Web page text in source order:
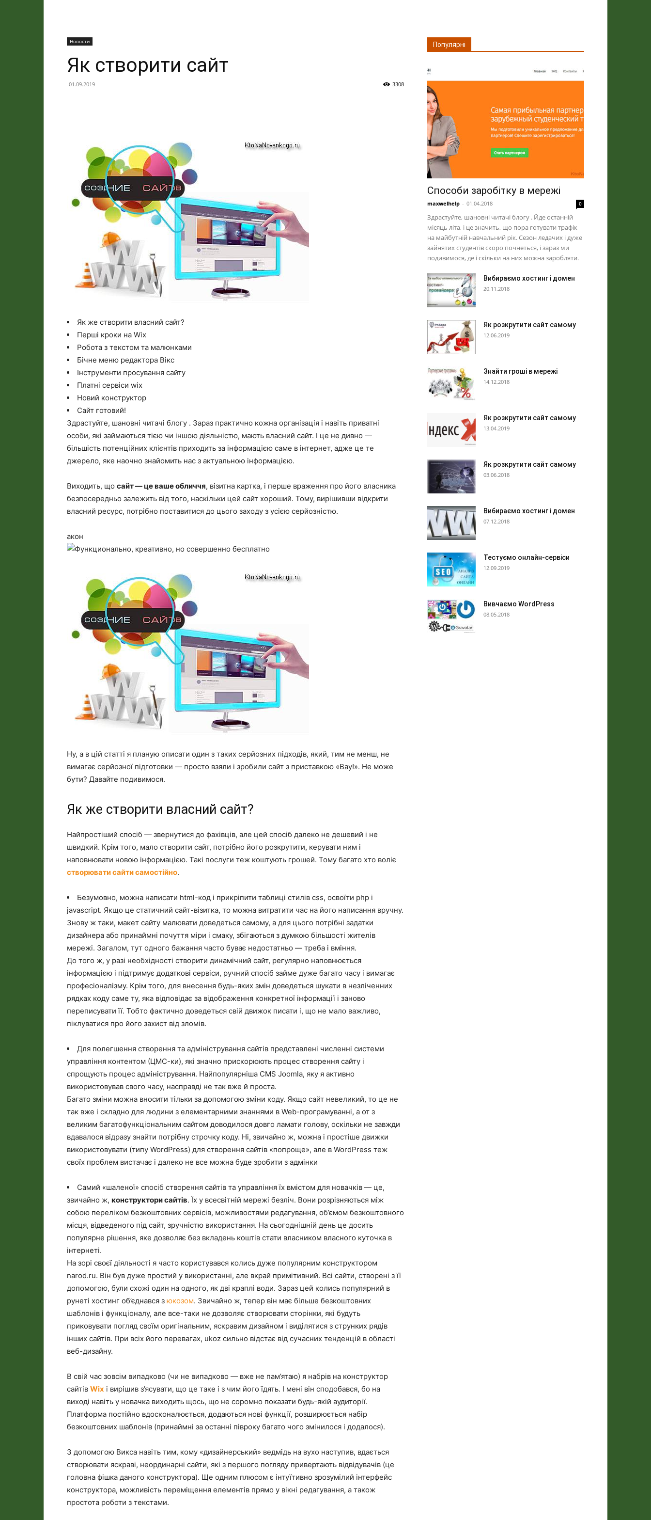
Новости
Як створити сайт
01.09.2019 3308
Як же створити власний сайт?
Перші кроки на Wix
Робота з текстом та малюнками
Бічне меню редактора Вікс
Інструменти просування сайту
Платні сервіси wix
Новий конструктор
Сайт готовий!
Здрастуйте, шановні читачі блогу . Зараз практично кожна організація і навіть приватні
особи, які займаються тією чи іншою діяльністю, мають власний сайт. І це не дивно —
більшість потенційних клієнтів приходить за інформацією саме в інтернет, адже це те
джерело, яке наочно знайомить нас з актуальною інформацією.
Виходить, що сайт — це ваше обличчя, візитна картка, і перше враження про його власника
безпосередньо залежить від того, наскільки цей сайт хороший. Тому, вирішивши відкрити
власний ресурс, потрібно поставитися до цього заходу з усією серйозністю.
акон
Ну, а в цій статті я планую описати один з таких серйозних підходів, який, тим не менш, не
вимагає серйозної підготовки — просто взяли і зробили сайт з приставкою «Вау!». Не може
бути? Давайте подивимося.
Як же створити власний сайт?
Найпростіший спосіб — звернутися до фахівців, але цей спосіб далеко не дешевий і не
швидкий. Крім того, мало створити сайт, потрібно його розкрутити, керувати ним і
наповнювати новою інформацією. Такі послуги теж коштують грошей. Тому багато хто воліє
створювати сайти самостійно.
Безумовно, можна написати html-код і прикріпити таблиці стилів css, освоїти php і
javascript. Якщо це статичний сайт-візитка, то можна витратити час на його написання вручну.
Знову ж таки, макет сайту малювати доведеться самому, а для цього потрібні задатки
дизайнера або принаймні почуття міри і смаку, збігаються з думкою більшості жителів
мережі. Загалом, тут одного бажання часто буває недостатньо — треба і вміння.
До того ж, у разі необхідності створити динамічний сайт, регулярно наповнюється
інформацією і підтримує додаткові сервіси, ручний спосіб займе дуже багато часу і вимагає
професіоналізму. Крім того, для внесення будь-яких змін доведеться шукати в незліченних
рядках коду саме ту, яка відповідає за відображення конкретної інформації і заново
переписувати її. Тобто фактично доведеться свій движок писати і, що не мало важливо,
піклуватися про його захист від зломів.
Для полегшення створення та адміністрування сайтів представлені численні системи
управління контентом (ЦМС-ки), які значно прискорюють процес створення сайту і
спрощують процес адміністрування. Найпопулярніша CMS Joomla, яку я активно
використовував свого часу, насправді не так вже й проста.
Багато зміни можна вносити тільки за допомогою зміни коду. Якщо сайт невеликий, то це не
так вже і складно для людини з елементарними знаннями в Web-програмуванні, а от з
великим багатофункціональним сайтом доводилося довго ламати голову, оскільки не завжди
вдавалося відразу знайти потрібну строчку коду. Ні, звичайно ж, можна і простіше движки
використовувати (типу WordPress) для створення сайтів «попроще», але в WordPress теж
своїх проблем вистачає і далеко не все можна буде зробити з адмінки
Самий «шаленої» спосіб створення сайтів та управління їх вмістом для новачків — це,
звичайно ж, конструктори сайтів. Їх у всесвітній мережі безліч. Вони розрізняються між
собою переліком безкоштовних сервісів, можливостями редагування, об’ємом безкоштовного
місця, відведеного під сайт, зручністю використання. На сьогоднішній день це досить
популярне рішення, яке дозволяє без вкладень коштів стати власником власного куточка в
інтернеті.
На зорі своєї діяльності я часто користувався колись дуже популярним конструктором
narod.ru. Він був дуже простий у використанні, але вкрай примітивний. Всі сайти, створені з її
допомогою, були схожі один на одного, як дві краплі води. Зараз цей колись популярний в
рунеті хостинг об’єднався з юкозом. Звичайно ж, тепер він має більше безкоштовних
шаблонів і функціоналу, але все-таки не дозволяє створювати сторінки, які будуть
приковувати погляд своїм оригінальним, яскравим дизайном і виділятися з струнких рядів
інших сайтів. При всіх його перевагах, ukoz сильно відстає від сучасних тенденцій в області
веб-дизайну.
В свій час зовсім випадково (чи не випадково — вже не пам’ятаю) я набрів на конструктор
сайтів Wix і вирішив з’ясувати, що це таке і з чим його їдять. І мені він сподобався, бо на
виході навіть у новачка виходить щось, що не соромно показати будь-якій аудиторії.
Платформа постійно вдосконалюється, додаються нові функції, розширюється набір
безкоштовних шаблонів (принаймні за останні півроку багато чого змінилося і додалося).
З допомогою Викса навіть тим, кому «дизайнерський» ведмідь на вухо наступив, вдається
створювати яскраві, неординарні сайти, які з першого погляду привертають відвідувачів (це
головна фішка даного конструктора). Ще одним плюсом є інтуїтивно зрозумілий інтерфейс
конструктора, можливість переміщення елементів прямо у вікні редагування, а також
простота роботи з текстами.
Популярні
Способи заробітку в мережі
maxwelhelp - 01.04.2018 0
Здрастуйте, шановні читачі блогу . Йде останній
місяць літа, і це значить, що пора готувати трафік
на майбутній навчальний рік. Сезон ледачих і дуже
зайнятих студентів скоро почнеться, і зараз ми
подивимося, де і скільки на них можна заробляти.
Вибираємо хостинг і домен
20.11.2018
Як розкрутити сайт самому
12.06.2019
Знайти гроші в мережі
14.12.2018
Як розкрутити сайт самому
13.04.2019
Як розкрутити сайт самому
03.06.2018
Вибираємо хостинг і домен
07.12.2018
Тестуємо онлайн-сервіси
12.09.2019
Вивчаємо WordPress
08.05.2018